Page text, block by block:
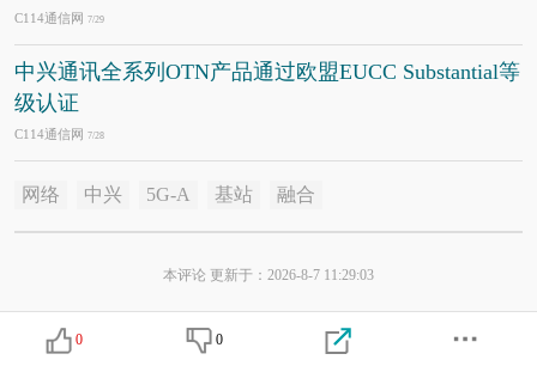
C114通信网 7/29
中兴通讯全系列OTN产品通过欧盟EUCC Substantial等
级认证
C114通信网 7/28
网络 中兴 5G-A 基站 融合
本评论 更新于：2026-8-7 11:29:03
0 0